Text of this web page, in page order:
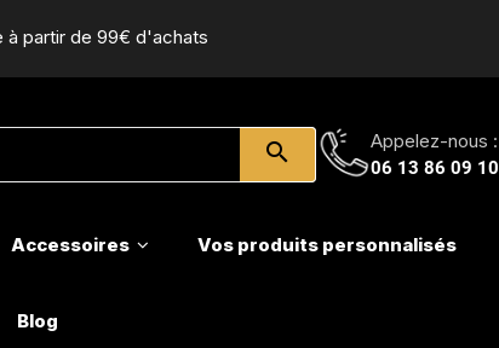
à partir de 99€ d'achats
search Appelez-nous :
06 13 86 09 10
Accessoires Vos produits personnalisés
Blog